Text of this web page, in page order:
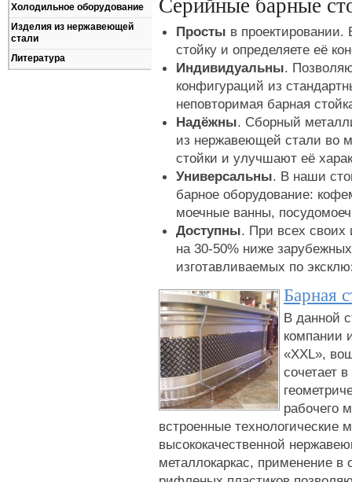
Серийные барные
Просты в
стойку и определяете её
Индивидуальны.
конфигураций из
неповторимая барная
Надёжны. Сборный
из нержавеющей стали во
стойки и улучшают её
Универсальны. В наши
барное оборудование:
моечные ванны,
Доступны. При всех своих
на 30-50% ниже
изготавливаемых по
Барная
В данной
компании
«XXL»,
сочетает
рабочего
встроенные технологические
высококачественной
металлокаркас, применение в
Холодильное оборудование
Изделия из нержавеющей
стали
Литература